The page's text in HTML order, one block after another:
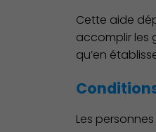
Cette aide
accomplir les
qu’en
Les